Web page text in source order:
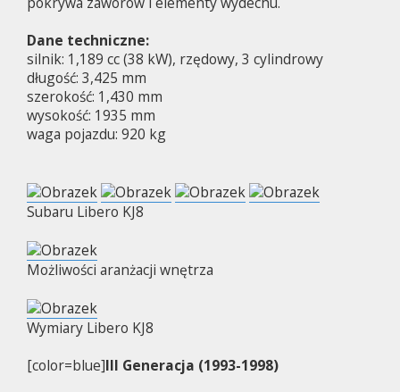
Dane techniczne:
silnik: 1,189 cc (38 kW), rzędowy, 3 cylindrowy
długość: 3,425 mm
szerokość: 1,430 mm
wysokość: 1935 mm
waga pojazdu: 920 kg
Subaru Libero KJ8
Możliwości aranżacji wnętrza
Wymiary Libero KJ8
[color=blue]III Generacja (1993-1998)